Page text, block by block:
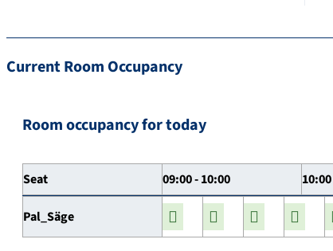
Current Room Occupancy
Room occupancy for today
Seat 09:00 - 10:00
Pal_Säge